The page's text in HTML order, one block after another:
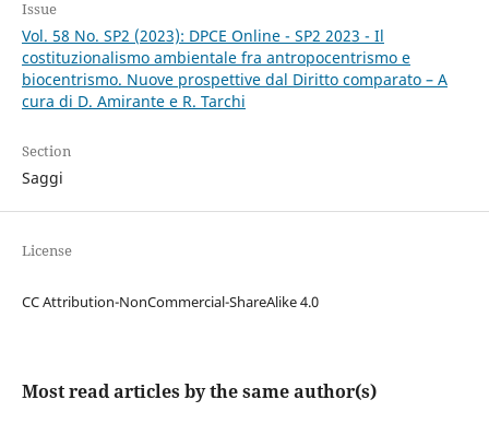
Issue
Vol. 58 No. SP2 (2023): DPCE Online - SP2 2023 - Il
costituzionalismo ambientale fra antropocentrismo e
biocentrismo. Nuove prospettive dal Diritto comparato – A
cura di D. Amirante e R. Tarchi
Section
Saggi
License
CC Attribution-NonCommercial-ShareAlike 4.0
Most read articles by the same author(s)